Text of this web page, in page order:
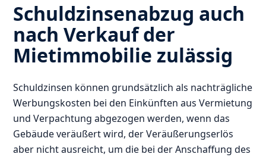
Schuldzinsenabzug auch
nach Verkauf der
Mietimmobilie zulässig
Schuldzinsen können grundsätzlich als nachträgliche
Werbungskosten bei den Einkünften aus Vermietung
und Verpachtung abgezogen werden, wenn das
Gebäude veräußert wird, der Veräußerungserlös
aber nicht ausreicht, um die bei der Anschaffung des